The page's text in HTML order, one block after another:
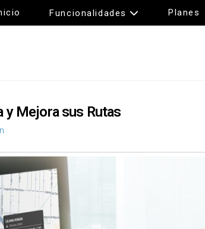
Funcionalidades Planes
Mejora sus Rutas